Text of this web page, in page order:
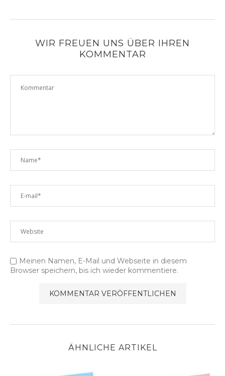
WIR FREUEN UNS ÜBER IHREN
KOMMENTAR
Meinen Namen, E-Mail und Webseite in diesem
Browser speichern, bis ich wieder kommentiere.
ÄHNLICHE ARTIKEL